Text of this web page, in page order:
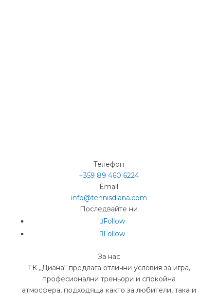
Телефон
+359 89 460 6224­
Email
info@tennisdiana.com
Последвайте ни
Follow
Follow
За нас
ТК „Диана“ предлага отлични условия за игра,
професионални треньори и спокойна
атмосфера, подходяща както за любители, така и